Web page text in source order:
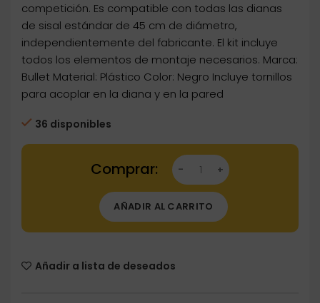
competición. Es compatible con todas las dianas
de sisal estándar de 45 cm de diámetro,
independientemente del fabricante. El kit incluye
todos los elementos de montaje necesarios. Marca:
Bullet Material: Plástico Color: Negro Incluye tornillos
para acoplar en la diana y en la pared
36 disponibles
Dartstore Soporte Diana Bullet Emblem
AÑADIR AL CARRITO
Añadir a lista de deseados